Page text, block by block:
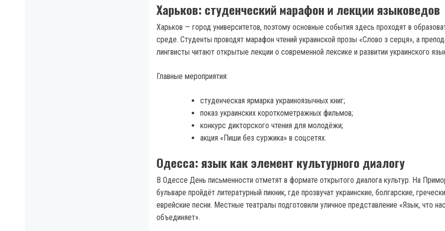
Харьков: студенческий марафон и лекции языковедов
Харьков — город университетов, поэтому основные события здесь проходят в
среде. Студенты проводят марафон чтений украинской прозы «Слово з серця», а
лингвисты читают открытые лекции о современной лексике и развитии украинского
Главные мероприятия:
студенческая ярмарка украиноязычных книг;
показ украинских короткометражных фильмов;
конкурс дикторского чтения для молодёжи;
акция «Пиши без суржика» в соцсетях.
Одесса: язык как элемент культурного диалогу
В Одессе День письменности отметят в формате открытого диалога культур. На
бульваре пройдёт литературный пикник, где прозвучат украинские, болгарские,
еврейские песни. Местные театралы подготовили уличное представление «Язык, что нас
объединяет».